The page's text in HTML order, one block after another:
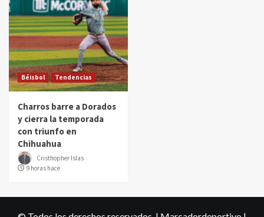
Béisbol Tendencias
Charros barre a Dorados
y cierra la temporada
con triunfo en
Chihuahua
Cristhopher Islas
9 horas hace